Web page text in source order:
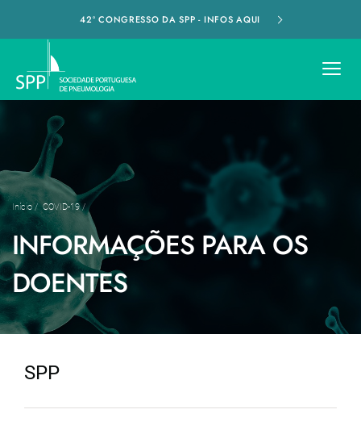
42º CONGRESSO DA SPP - INFOS AQUI
Início/COVID-19/
INFORMAÇÕES PARA OS
DOENTES
SPP